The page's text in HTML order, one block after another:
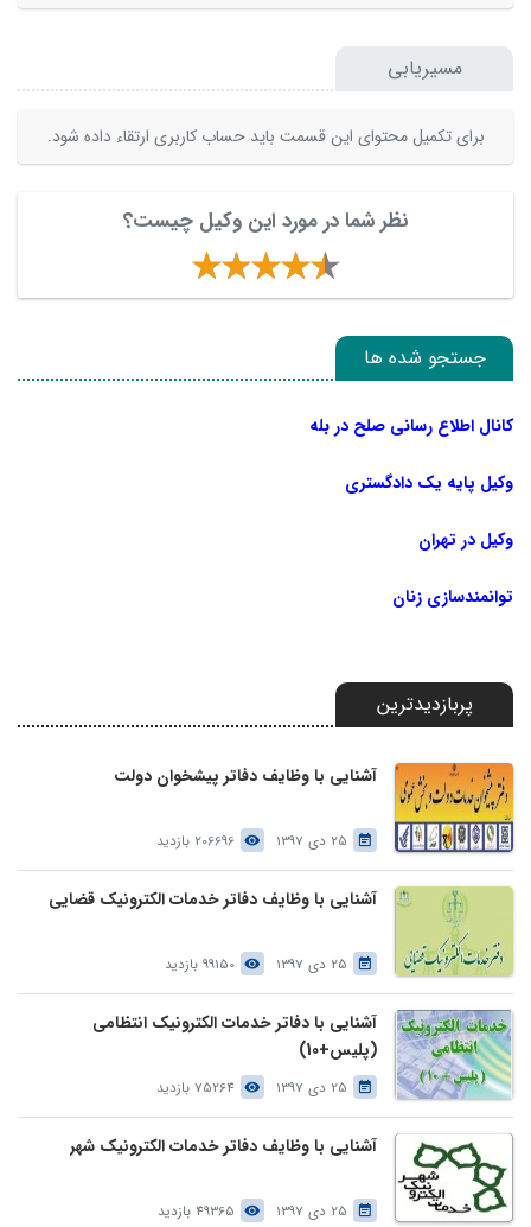
مسیریابی
برای تکمیل محتوای این قسمت باید حساب کاربری ارتقاء داده شود.
نظر شما در مورد این وکیل چیست؟
جستجو شده ها
کانال اطلاع رسانی صلح در بله
وکیل پایه یک دادگستری
وکیل در تهران
توانمندسازی زنان
پربازدیدترین
آشنایی با وظایف دفاتر پیشخوان دولت
25 دی 1397 206696 بازدید
آشنایی با وظایف دفاتر خدمات الکترونیک قضایی
25 دی 1397 99150 بازدید
آشنایی با دفاتر خدمات الکترونیک انتظامی
(پلیس+10)
25 دی 1397 75264 بازدید
آشنایی با وظایف دفاتر خدمات الکترونیک شهر
25 دی 1397 49365 بازدید